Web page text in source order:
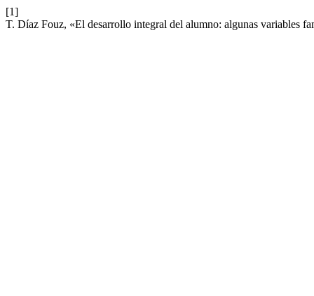
[1]
T. Díaz Fouz, «El desarrollo integral del alumno: algunas variables